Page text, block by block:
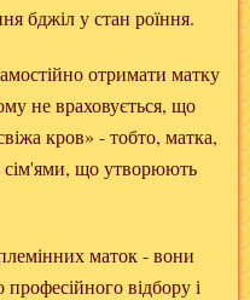
бджіл у стан роїння.
отримати матку
не враховується, що
кров» - тобто, матка,
сім'ями, що утворюють
маток - вони
професійного відбору і